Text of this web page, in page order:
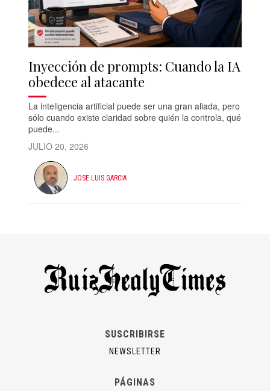
Inyección de prompts: Cuando la IA
obedece al atacante
La inteligencia artificial puede ser una gran aliada, pero
sólo cuando existe claridad sobre quién la controla, qué
puede...
JULIO 20, 2026
JOSE LUIS GARCIA
SUSCRIBIRSE
NEWSLETTER
PÁGINAS